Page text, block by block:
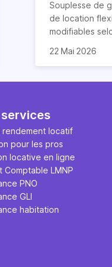
Souplesse de
de location
modifiables
d’impayés de
comporte de
également un
surtout si vous
via Airbnb.
appartement
rendement
fonction de
taux
d’exploitation
gestion. Les
article.
22 Mai 2026
services
rendement locatif
pour les pros
locative en ligne
Comptable LMNP
PNO
GLI
habitation